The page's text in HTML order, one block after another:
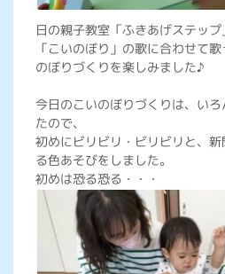
日の親子教室「ふきあげステップ
「こいのぼり」の歌に合わせて
のぼりづくりを楽しみました♪
今日のこいのぼりづくりは、い
たので、
初めにビリビリ・ビリビリと、
る色あそびをしました。
初めは恐る恐る・・・